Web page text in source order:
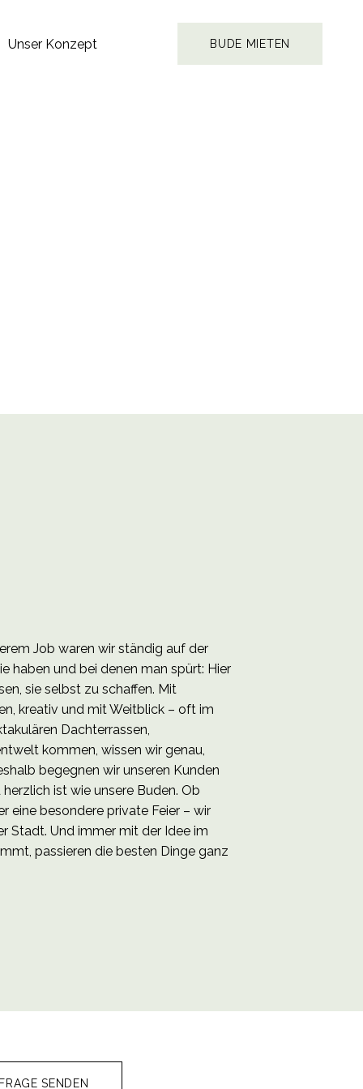
BUDE MIETEN
Unser Konzept
Job waren wir ständig auf der
haben und bei denen man spürt: Hier
sie selbst zu schaffen. Mit
kreativ und mit Weitblick – oft im
Dachterrassen,
kommen, wissen wir genau,
begegnen wir unseren Kunden
ist wie unsere Buden. Ob
eine besondere private Feier – wir
Stadt. Und immer mit der Idee im
passieren die besten Dinge ganz
SENDEN